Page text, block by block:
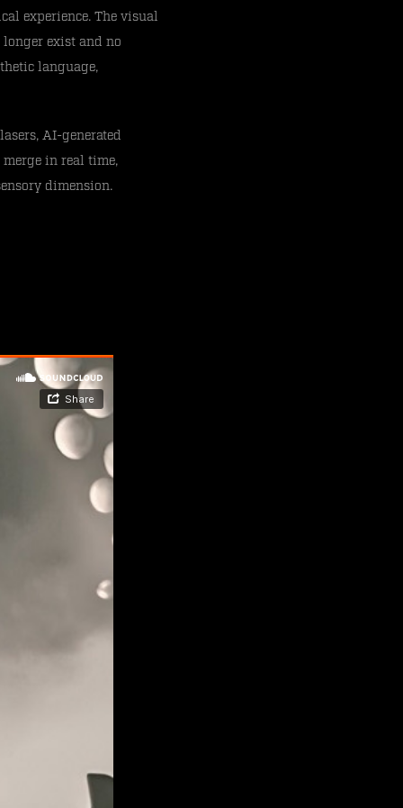
experience. The visual
exist and no
language,
AI-generated
in real time,
dimension.